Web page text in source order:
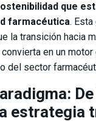
que
farmacéutica.
la transición hacia
en un
del sector
estrategia